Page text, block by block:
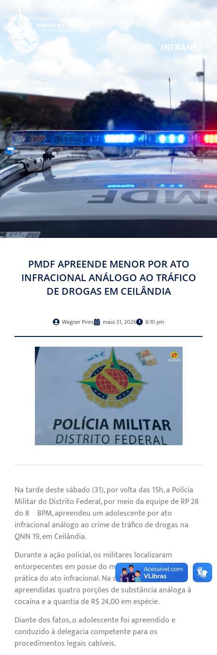
INTRANET
PMDF APREENDE MENOR POR ATO
INFRACIONAL ANÁLOGO AO TRÁFICO
DE DROGAS EM CEILÂNDIA
Wagner Pires maio 31, 2026 8:10 pm
Na tarde deste sábado (31), por volta das 15h, a Polícia
Militar do Distrito Federal, por meio da equipe de RP 28
do 8º BPM, apreendeu um adolescente por ato
infracional análogo ao crime de tráfico de drogas na
QNN 19, em Ceilândia.
Durante a ação policial, os militares localizaram
entorpecentes em posse do menor, caracterizando a
prática do ato infracional. Na ocorrência, foram
apreendidas quatro porções de substância análoga à
cocaína e a quantia de R$ 24,00 em espécie.
Diante dos fatos, o adolescente foi apreendido e
conduzido à delegacia competente para os
procedimentos legais cabíveis.